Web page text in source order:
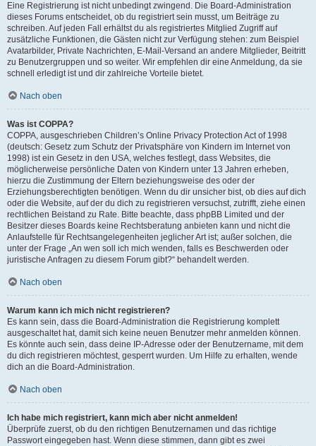
Eine Registrierung ist nicht unbedingt zwingend. Die Board-Administration
dieses Forums entscheidet, ob du registriert sein musst, um Beiträge zu
schreiben. Auf jeden Fall erhältst du als registriertes Mitglied Zugriff auf
zusätzliche Funktionen, die Gästen nicht zur Verfügung stehen: zum Beispiel
Avatarbilder, Private Nachrichten, E-Mail-Versand an andere Mitglieder, Beitritt
zu Benutzergruppen und so weiter. Wir empfehlen dir eine Anmeldung, da sie
schnell erledigt ist und dir zahlreiche Vorteile bietet.
Nach oben
Was ist COPPA?
COPPA, ausgeschrieben Children’s Online Privacy Protection Act of 1998
(deutsch: Gesetz zum Schutz der Privatsphäre von Kindern im Internet von
1998) ist ein Gesetz in den USA, welches festlegt, dass Websites, die
möglicherweise persönliche Daten von Kindern unter 13 Jahren erheben,
hierzu die Zustimmung der Eltern beziehungsweise des oder der
Erziehungsberechtigten benötigen. Wenn du dir unsicher bist, ob dies auf dich
oder die Website, auf der du dich zu registrieren versuchst, zutrifft, ziehe einen
rechtlichen Beistand zu Rate. Bitte beachte, dass phpBB Limited und der
Besitzer dieses Boards keine Rechtsberatung anbieten kann und nicht die
Anlaufstelle für Rechtsangelegenheiten jeglicher Art ist; außer solchen, die
unter der Frage „An wen soll ich mich wenden, falls es Beschwerden oder
juristische Anfragen zu diesem Forum gibt?“ behandelt werden.
Nach oben
Warum kann ich mich nicht registrieren?
Es kann sein, dass die Board-Administration die Registrierung komplett
ausgeschaltet hat, damit sich keine neuen Benutzer mehr anmelden können.
Es könnte auch sein, dass deine IP-Adresse oder der Benutzername, mit dem
du dich registrieren möchtest, gesperrt wurden. Um Hilfe zu erhalten, wende
dich an die Board-Administration.
Nach oben
Ich habe mich registriert, kann mich aber nicht anmelden!
Überprüfe zuerst, ob du den richtigen Benutzernamen und das richtige
Passwort eingegeben hast. Wenn diese stimmen, dann gibt es zwei